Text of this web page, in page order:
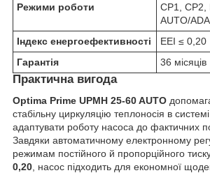
Режими роботи
CP1, CP2,
AUTO/
Індекс енергоефективності
EEI ≤ 0,20
Гарантія
36 місяців
Практична вигода
Optima Prime UPMH 25-60 AUTO
стабільну циркуляцію теплоносія в
адаптувати роботу насоса до фактичних
Завдяки автоматичному електронному
режимам постійного й пропорційного
0,20 , насос підходить для економної